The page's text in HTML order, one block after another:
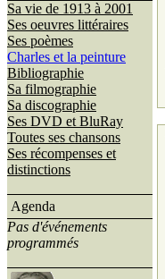
Sa vie de 1913 à 2001
Ses oeuvres littéraires
Ses poèmes
Charles et la peinture
Bibliographie
Sa filmographie
Sa discographie
Ses DVD et BluRay
Toutes ses chansons
Ses récompenses et
distinctions
Agenda
Pas d'événements
programmés